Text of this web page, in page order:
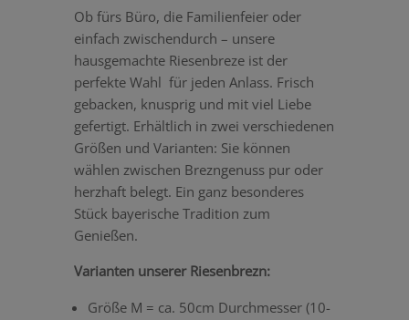
Ob fürs Büro, die Familienfeier oder
einfach zwischendurch – unsere
hausgemachte Riesenbreze ist der
perfekte Wahl für jeden Anlass. Frisch
gebacken, knusprig und mit viel Liebe
gefertigt. Erhältlich in zwei verschiedenen
Größen und Varianten: Sie können
wählen zwischen Brezngenuss pur oder
herzhaft belegt. Ein ganz besonderes
Stück bayerische Tradition zum
Genießen.
Varianten unserer Riesenbrezn:
Größe M = ca. 50cm Durchmesser (10-